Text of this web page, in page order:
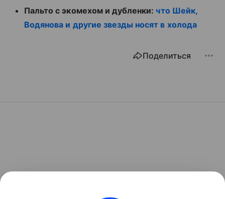
Пальто с экомехом и дубленки: что Шейк,
Водянова и другие звезды носят в холода
Поделиться